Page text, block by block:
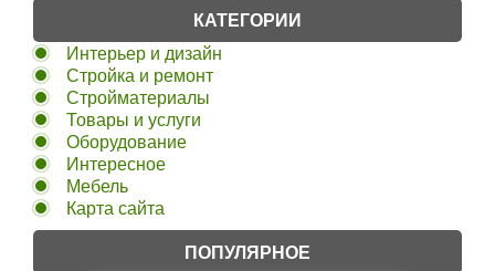
КАТЕГОРИИ
Интерьер и дизайн
Стройка и ремонт
Стройматериалы
Товары и услуги
Оборудование
Интересное
Мебель
Карта сайта
ПОПУЛЯРНОЕ